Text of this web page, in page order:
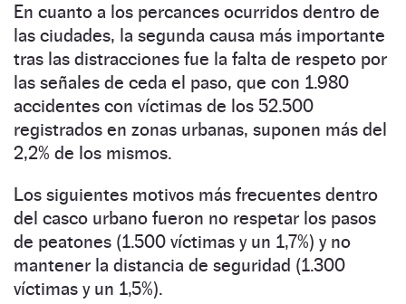
En cuanto a los percances ocurridos dentro de
las ciudades, la segunda causa más importante
tras las distracciones fue la falta de respeto por
las señales de ceda el paso, que con 1.980
accidentes con víctimas de los 52.500
registrados en zonas urbanas, suponen más del
2,2% de los mismos.
Los siguientes motivos más frecuentes dentro
del casco urbano fueron no respetar los pasos
de peatones (1.500 víctimas y un 1,7%) y no
mantener la distancia de seguridad (1.300
víctimas y un 1,5%).